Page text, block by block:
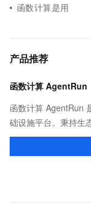
函数计算是用
产品推荐
函数计算 AgentRun
函数计算 AgentRun
础设施平台。秉持生
用提供从开发、部署